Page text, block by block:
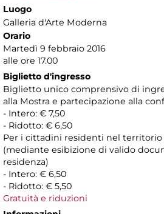
Luogo
Galleria d'Arte Moderna
Orario
Martedì 9 febbraio 2016
alle ore 17.00
Biglietto d'ingresso
Biglietto unico comprensivo di
alla Mostra e partecipazione alla
- Intero: € 7,50
- Ridotto: € 6,50
Per i cittadini residenti nel territorio
(mediante esibizione di valido
residenza)
- Intero: € 6,50
- Ridotto: € 5,50
Gratuità e riduzioni